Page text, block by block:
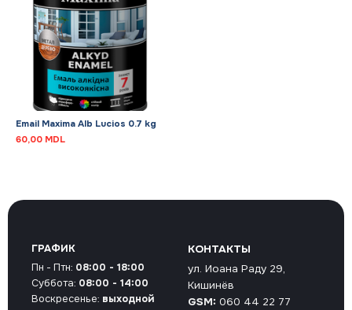
Email Maxima Alb Lucios 0.7 kg
60,00 MDL
КОНТАКТЫ
ул. Иоана Раду 29,
Кишинёв
GSM: 060 44 22 77
ГРАФИК
Пн - Птн: 08:00 - 18:00
Суббота: 08:00 - 14:00
Воскресенье: выходной